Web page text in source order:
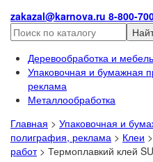
zakazal@karnova.ru 8-800-
Деревообработка и
Упаковочная и бумажная
реклама
Металлообработка
Главная > Упаковочная и
полиграфия, реклама > Клеи >
работ> Термоплавкий клей